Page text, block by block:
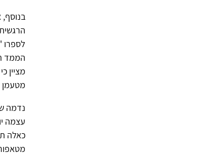
בנוסף,
לספרו
הממד
מציין
מטעמן
נדמה
עצמה
כאלה